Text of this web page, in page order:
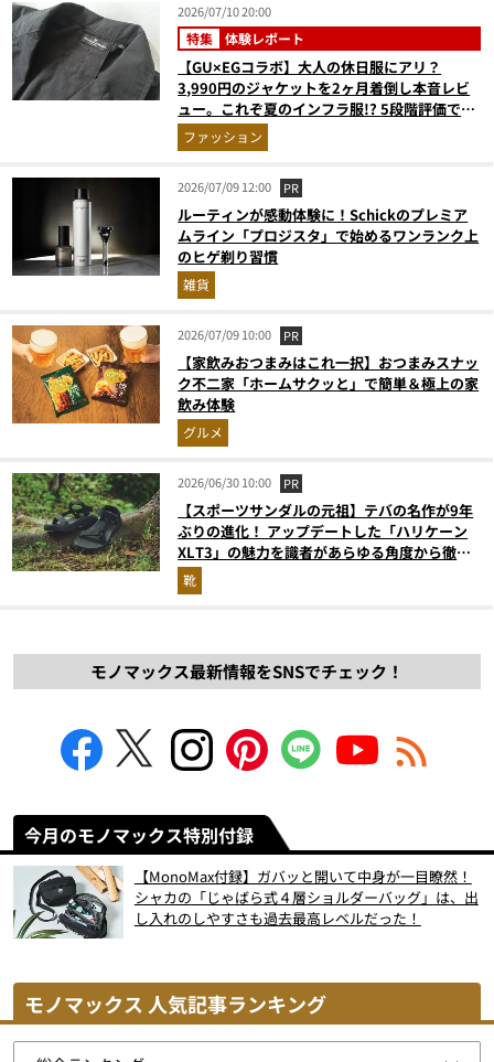
2026/07/10 20:00
特集 体験レポート
【GU×EGコラボ】大人の休日服にアリ？
3,990円のジャケットを2ヶ月着倒し本音レビ
ュー。これぞ夏のインフラ服!? 5段階評価で採
点ファッション
2026/07/09 12:00 PR
ルーティンが感動体験に！Schickのプレミア
ムライン「プロジスタ」で始めるワンランク上
のヒゲ剃り習慣
雑貨
2026/07/09 10:00 PR
【家飲みおつまみはこれ一択】おつまみスナッ
ク不二家「ホームサクッと」で簡単＆極上の家
飲み体験
グルメ
2026/06/30 10:00 PR
【スポーツサンダルの元祖】テバの名作が9年
ぶりの進化！ アップデートした「ハリケーン
XLT3」の魅力を識者があらゆる角度から徹底
解説！
靴
モノマックス最新情報をSNSでチェック！
今月のモノマックス特別付録
【MonoMax付録】ガバッと開いて中身が一目瞭然！
シャカの「じゃばら式４層ショルダーバッグ」は、出
し入れのしやすさも過去最高レベルだった！
モノマックス 人気記事ランキング